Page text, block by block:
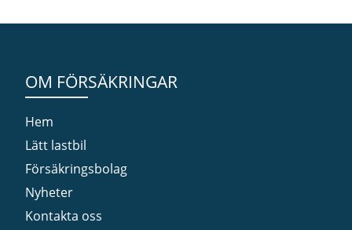
OM FÖRSÄKRINGAR
Hem
Lätt lastbil
Försäkringsbolag
Nyheter
Kontakta oss